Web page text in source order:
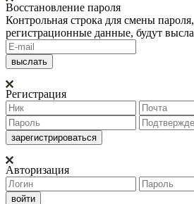
Восстановление пароля
Контрольная строка для смены
регистрационные данные, будут
Регистрация
Авторизация